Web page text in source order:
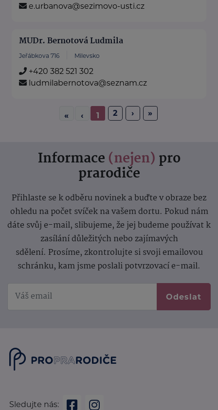
e.urbanova@sezimovo-usti.cz
MUDr. Bernotová Ludmila
Jeřábkova 716 Milevsko
+420 382 521 302
ludmilabernotova@seznam.cz
« ‹ 1 2 › »
Informace (nejen) pro
prarodiče
Přihlaste se k odběru novinek a buďte v obraze bez
ohledu na počet svíček na vašem dortu. Pokud nám
dáte svůj e-mail, slibujeme, že jej budeme používat k
zasílání důležitých nebo zajímavých
sdělení. Prosíme, zkontrolujte si svoji emailovou
schránku, kam jsme poslali potvrzovací e-mail.
Odeslat
Sledujte nás: